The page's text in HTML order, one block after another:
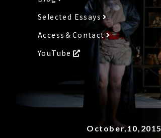
Selected Essays
Access＆Contact
YouTube
October,10,2015